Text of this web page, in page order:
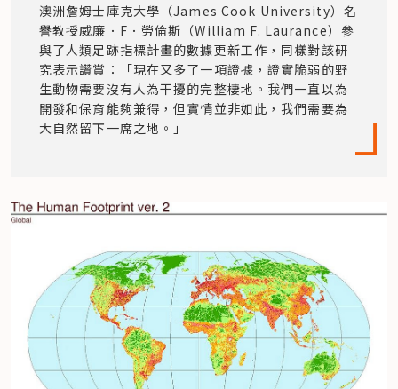
澳洲詹姆士庫克大學（James Cook University）名
譽教授威廉．F．勞倫斯（William F. Laurance）參
與了人類足跡指標計畫的數據更新工作，同樣對該研
究表示讚賞：「現在又多了一項證據，證實脆弱的野
生動物需要沒有人為干擾的完整棲地。我們一直以為
開發和保育能夠兼得，但實情並非如此，我們需要為
大自然留下一席之地。」